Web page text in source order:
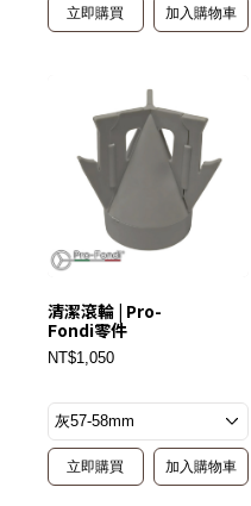
立即購買 加入購物車
清潔滾輪 | Pro-
Fondi零件
NT$1,050
立即購買 加入購物車